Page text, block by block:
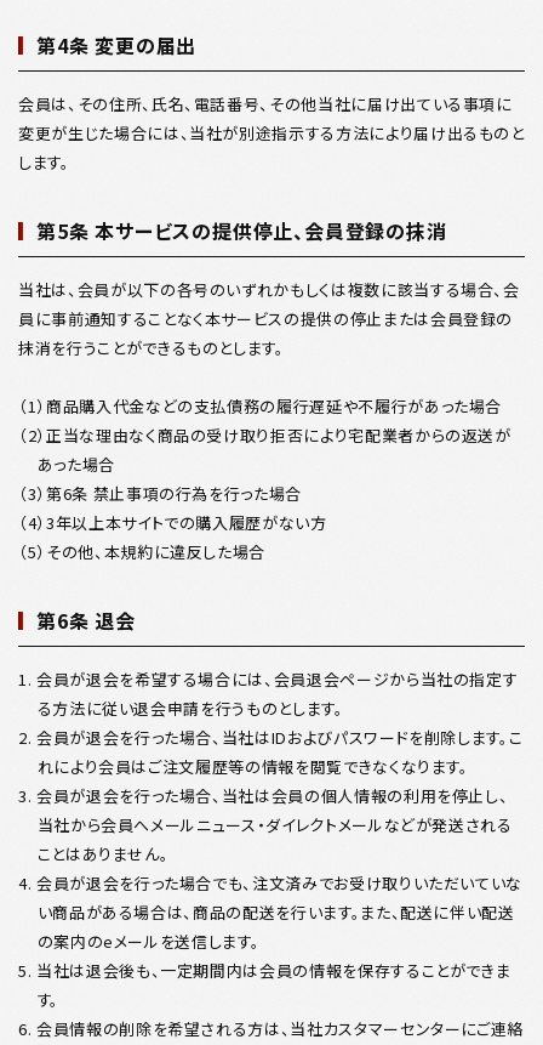
第4条 変更の届出
会員は、その住所、氏名、電話番号、その他当社に届け出ている事項に
変更が生じた場合には、当社が別途指示する方法により届け出るものと
します。
第5条 本サービスの提供停止、会員登録の抹消
当社は、会員が以下の各号のいずれかもしくは複数に該当する場合、会
員に事前通知することなく本サービスの提供の停止または会員登録の
抹消を行うことができるものとします。
（1）商品購入代金などの支払債務の履行遅延や不履行があった場合
（2）正当な理由なく商品の受け取り拒否により宅配業者からの返送が
あった場合
（3）第6条 禁止事項の行為を行った場合
（4）3年以上本サイトでの購入履歴がない方
（5）その他、本規約に違反した場合
第6条 退会
1. 会員が退会を希望する場合には、会員退会ページから当社の指定す
る方法に従い退会申請を行うものとします。
2. 会員が退会を行った場合、当社はIDおよびパスワードを削除します。こ
れにより会員はご注文履歴等の情報を閲覧できなくなります。
3. 会員が退会を行った場合、当社は会員の個人情報の利用を停止し、
当社から会員へメールニュース・ダイレクトメールなどが発送される
ことはありません。
4. 会員が退会を行った場合でも、注文済みでお受け取りいただいていな
い商品がある場合は、商品の配送を行います。また、配送に伴い配送
の案内のeメールを送信します。
5. 当社は退会後も、一定期間内は会員の情報を保存することができま
す。
6. 会員情報の削除を希望される方は、当社カスタマーセンターにご連絡